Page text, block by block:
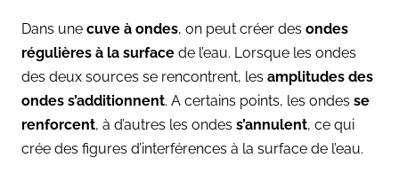
Dans une cuve à ondes, on peut créer des ondes
régulières à la surface de l’eau. Lorsque les ondes
des deux sources se rencontrent, les amplitudes des
ondes s’additionnent. A certains points, les ondes se
renforcent, à d’autres les ondes s’annulent, ce qui
crée des figures d’interférences à la surface de l’eau.